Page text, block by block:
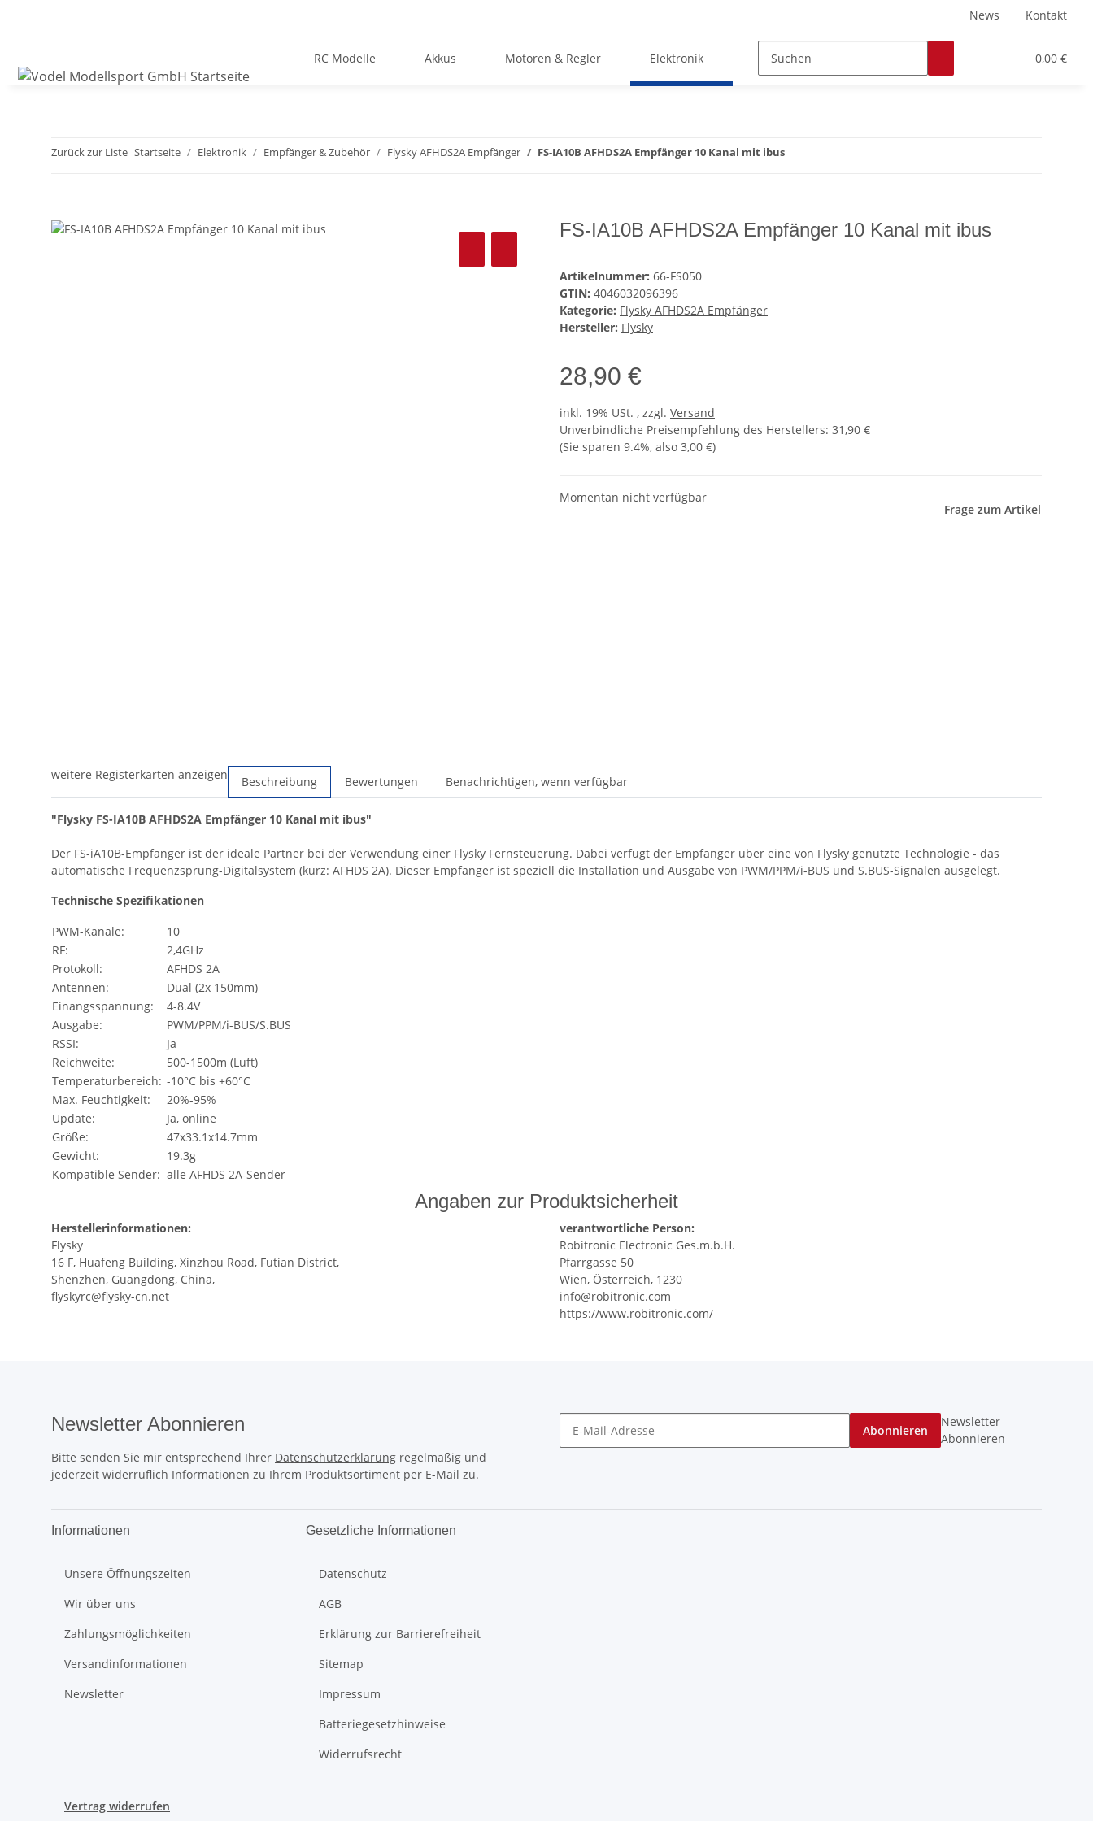
News Kontakt
0,00 €
RC Modelle Akkus Motoren & Regler Elektronik Zubehör Werkstoffe
Zurück zur Liste Startseite Elektronik Empfänger & Zubehör Flysky AFHDS2A Empfänger FS-IA10B AFHDS2A Empfänger 10 Kanal mit ibus
FS-IA10B AFHDS2A Empfänger 10 Kanal mit ibus
Artikelnummer: 66-FS050
GTIN: 4046032096396
Kategorie: Flysky AFHDS2A Empfänger
Hersteller: Flysky
28,90 €
inkl. 19% USt. , zzgl. Versand
Unverbindliche Preisempfehlung des Herstellers: 31,90 €
(Sie sparen 9.4%, also 3,00 €)
Momentan nicht verfügbar
Frage zum Artikel
weitere Registerkarten anzeigen Beschreibung Bewertungen Benachrichtigen, wenn verfügbar
"Flysky FS-IA10B AFHDS2A Empfänger 10 Kanal mit ibus"
Der FS-iA10B-Empfänger ist der ideale Partner bei der Verwendung einer Flysky Fernsteuerung. Dabei verfügt der Empfänger über eine von Flysky genutzte Technologie - das
automatische Frequenzsprung-Digitalsystem (kurz: AFHDS 2A). Dieser Empfänger ist speziell die Installation und Ausgabe von PWM/PPM/i-BUS und S.BUS-Signalen ausgelegt.
Technische Spezifikationen
PWM-Kanäle:
10
RF:
2,4GHz
Protokoll:
AFHDS 2A
Antennen:
Dual (2x 150mm)
Einangsspannung:
4-8.4V
Ausgabe:
PWM/PPM/i-BUS/S.BUS
RSSI:
Ja
Reichweite:
500-1500m (Luft)
Temperaturbereich: -10°C bis +60°C
Max. Feuchtigkeit:
20%-95%
Update:
Ja, online
Größe:
47x33.1x14.7mm
Gewicht:
19.3g
Kompatible Sender: alle AFHDS 2A-Sender
Angaben zur Produktsicherheit
Herstellerinformationen:
Flysky
16 F, Huafeng Building, Xinzhou Road, Futian District,
Shenzhen, Guangdong, China,
flyskyrc@flysky-cn.net
verantwortliche Person:
Robitronic Electronic Ges.m.b.H.
Pfarrgasse 50
Wien, Österreich, 1230
info@robitronic.com
https://www.robitronic.com/
Newsletter Abonnieren
Bitte senden Sie mir entsprechend Ihrer Datenschutzerklärung regelmäßig und
jederzeit widerruflich Informationen zu Ihrem Produktsortiment per E-Mail zu.
Abonnieren
Newsletter
Abonnieren
Informationen
Unsere Öffnungszeiten
Wir über uns
Zahlungsmöglichkeiten
Versandinformationen
Newsletter
Gesetzliche Informationen
Datenschutz
AGB
Erklärung zur Barrierefreiheit
Sitemap
Impressum
Batteriegesetzhinweise
Widerrufsrecht
Vertrag widerrufen